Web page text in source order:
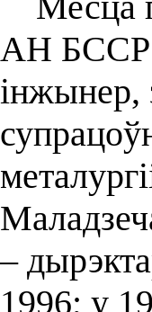
АН БССР
інжынер,
–
1996; у